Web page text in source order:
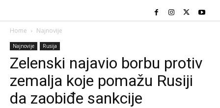
Home Najnovije
Najnovije Rusija
Zelenski najavio borbu protiv
zemalja koje pomažu Rusiji
da zaobiđe sankcije